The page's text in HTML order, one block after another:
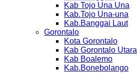
Kab Tojo Una Una
Kab.Tojo Una-una
Kab.Banggai Laut
Gorontalo
Kota Gorontalo
Kab Gorontalo Utara
Kab Boalemo
Kab.Bonebolango